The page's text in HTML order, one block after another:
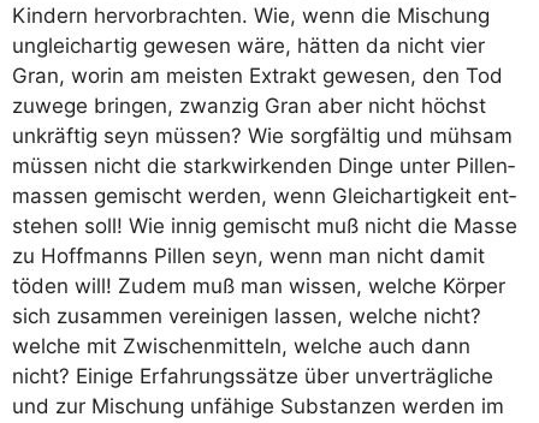
Kin­dern her­vor­brach­ten. Wie, wenn die Mischung
ungleich­ar­tig gewe­sen wäre, hät­ten da nicht vier
Gran, wor­in am meis­ten Extrakt gewe­sen, den Tod
zuwe­ge brin­gen, zwan­zig Gran aber nicht höchst
unkräf­tig seyn müs­sen? Wie sorg­fäl­tig und müh­sam
müs­sen nicht die stark­wir­ken­den Din­ge unter Pil­len­
mas­sen gemischt wer­den, wenn Gleich­ar­tig­keit ent­
ste­hen soll! Wie innig gemischt muß nicht die Mas­se
zu Hoff­manns Pil­len seyn, wenn man nicht damit
töden will! Zudem muß man wis­sen, wel­che Kör­per
sich zusam­men ver­ei­ni­gen las­sen, wel­che nicht?
wel­che mit Zwi­schen­mit­teln, wel­che auch dann
nicht? Eini­ge Erfah­rungs­sät­ze über unver­träg­li­che
und zur Mischung unfä­hi­ge Sub­stan­zen wer­den im